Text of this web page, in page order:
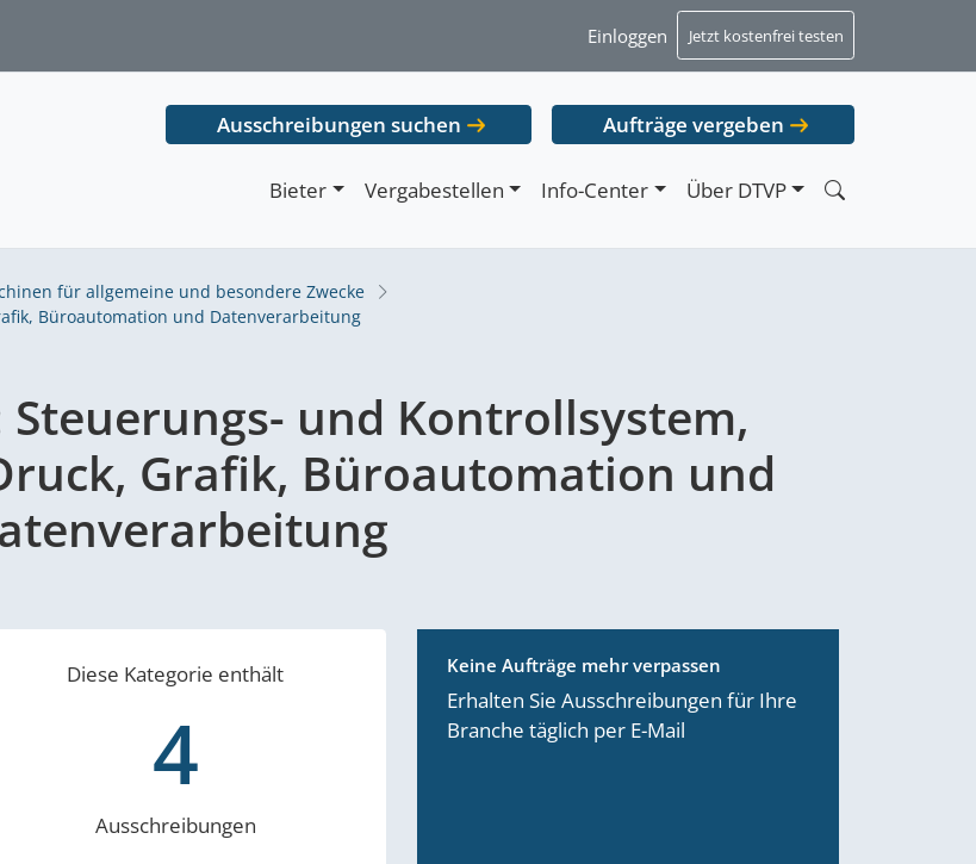
Einloggen Jetzt kostenfrei testen
Ausschreibungen suchen Aufträge vergeben
Bieter Vergabestellen Info-Center Über DTVP
für allgemeine und besondere Zwecke
Büroautomation und Datenverarbeitung
Steuerungs- und Kontrollsystem,
Grafik, Büroautomation und
Diese Kategorie enthält
4
Ausschreibungen
Keine Aufträge mehr verpassen
Erhalten Sie Ausschreibungen für Ihre
Branche täglich per E-Mail